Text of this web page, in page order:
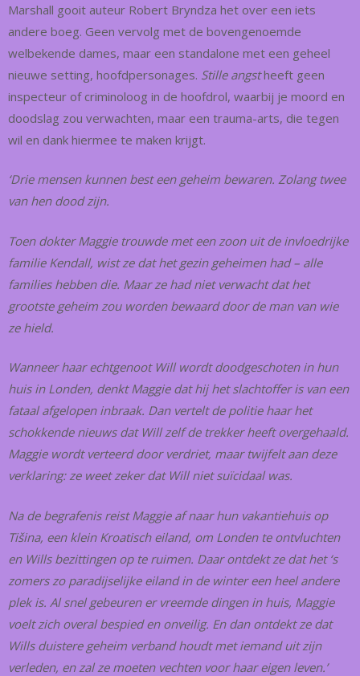
Marshall gooit auteur Robert Bryndza het over een iets
andere boeg. Geen vervolg met de bovengenoemde
welbekende dames, maar een standalone met een geheel
nieuwe setting, hoofdpersonages. Stille angstheeft geen
inspecteur of criminoloog in de hoofdrol, waarbij je moord en
doodslag zou verwachten, maar een trauma-arts, die tegen
wil en dank hiermee te maken krijgt.
‘Drie mensen kunnen best een geheim bewaren. Zolang twee
van hen dood zijn.
Toen dokter Maggie trouwde met een zoon uit de invloedrijke
familie Kendall, wist ze dat het gezin geheimen had – alle
families hebben die. Maar ze had niet verwacht dat het
grootste geheim zou worden bewaard door de man van wie
ze hield.
Wanneer haar echtgenoot Will wordt doodgeschoten in hun
huis in Londen, denkt Maggie dat hij het slachtoffer is van een
fataal afge­lopen inbraak. Dan vertelt de politie haar het
schokkende nieuws dat Will zelf de trekker heeft overgehaald.
Maggie wordt verteerd door verdriet, maar twijfelt aan deze
verklaring: ze weet zeker dat Will niet suïcidaal was.
Na de begrafenis reist Maggie af naar hun vakantiehuis op
Tišina, een klein Kroatisch eiland, om Londen te ontvluchten
en Wills bezittingen op te ruimen. Daar ontdekt ze dat het ‘s
zomers zo paradijselijke eiland in de winter een heel andere
plek is. Al snel gebeuren er vreemde dingen in huis, Maggie
voelt zich overal bespied en onveilig. En dan ontdekt ze dat
Wills duistere geheim verband houdt met iemand uit zijn
verleden, en zal ze moeten vechten voor haar eigen leven.’